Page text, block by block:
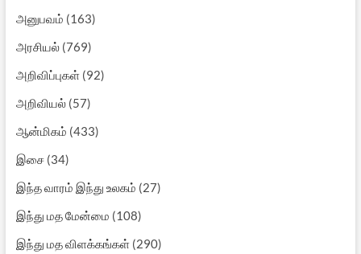
அனுபவம் (163)
அரசியல்(769)
அறிவிப்புகள்(92)
அறிவியல்(57)
ஆன்மிகம் (433)
இசை(34)
இந்த வாரம் இந்து உலகம் (27)
இந்து மத மேன்மை (108)
இந்து மத விளக்கங்கள்(290)